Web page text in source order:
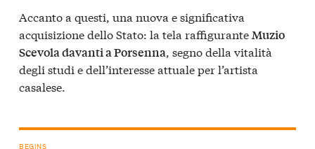
Accanto a questi, una nuova e significativa
acquisizione dello Stato: la tela raffiguranteMuzio
Scevola davanti a Porsenna, segno della vitalità
degli studi e dell’interesse attuale per l’artista
casalese.
BEGINS